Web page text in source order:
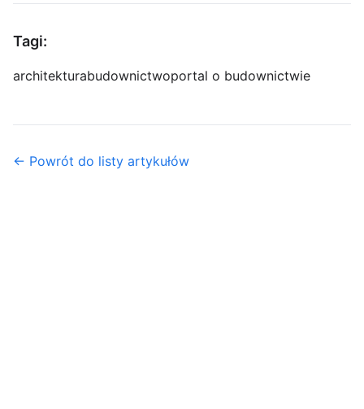
Tagi:
architekturabudownictwoportal o budownictwie
← Powrót do listy artykułów